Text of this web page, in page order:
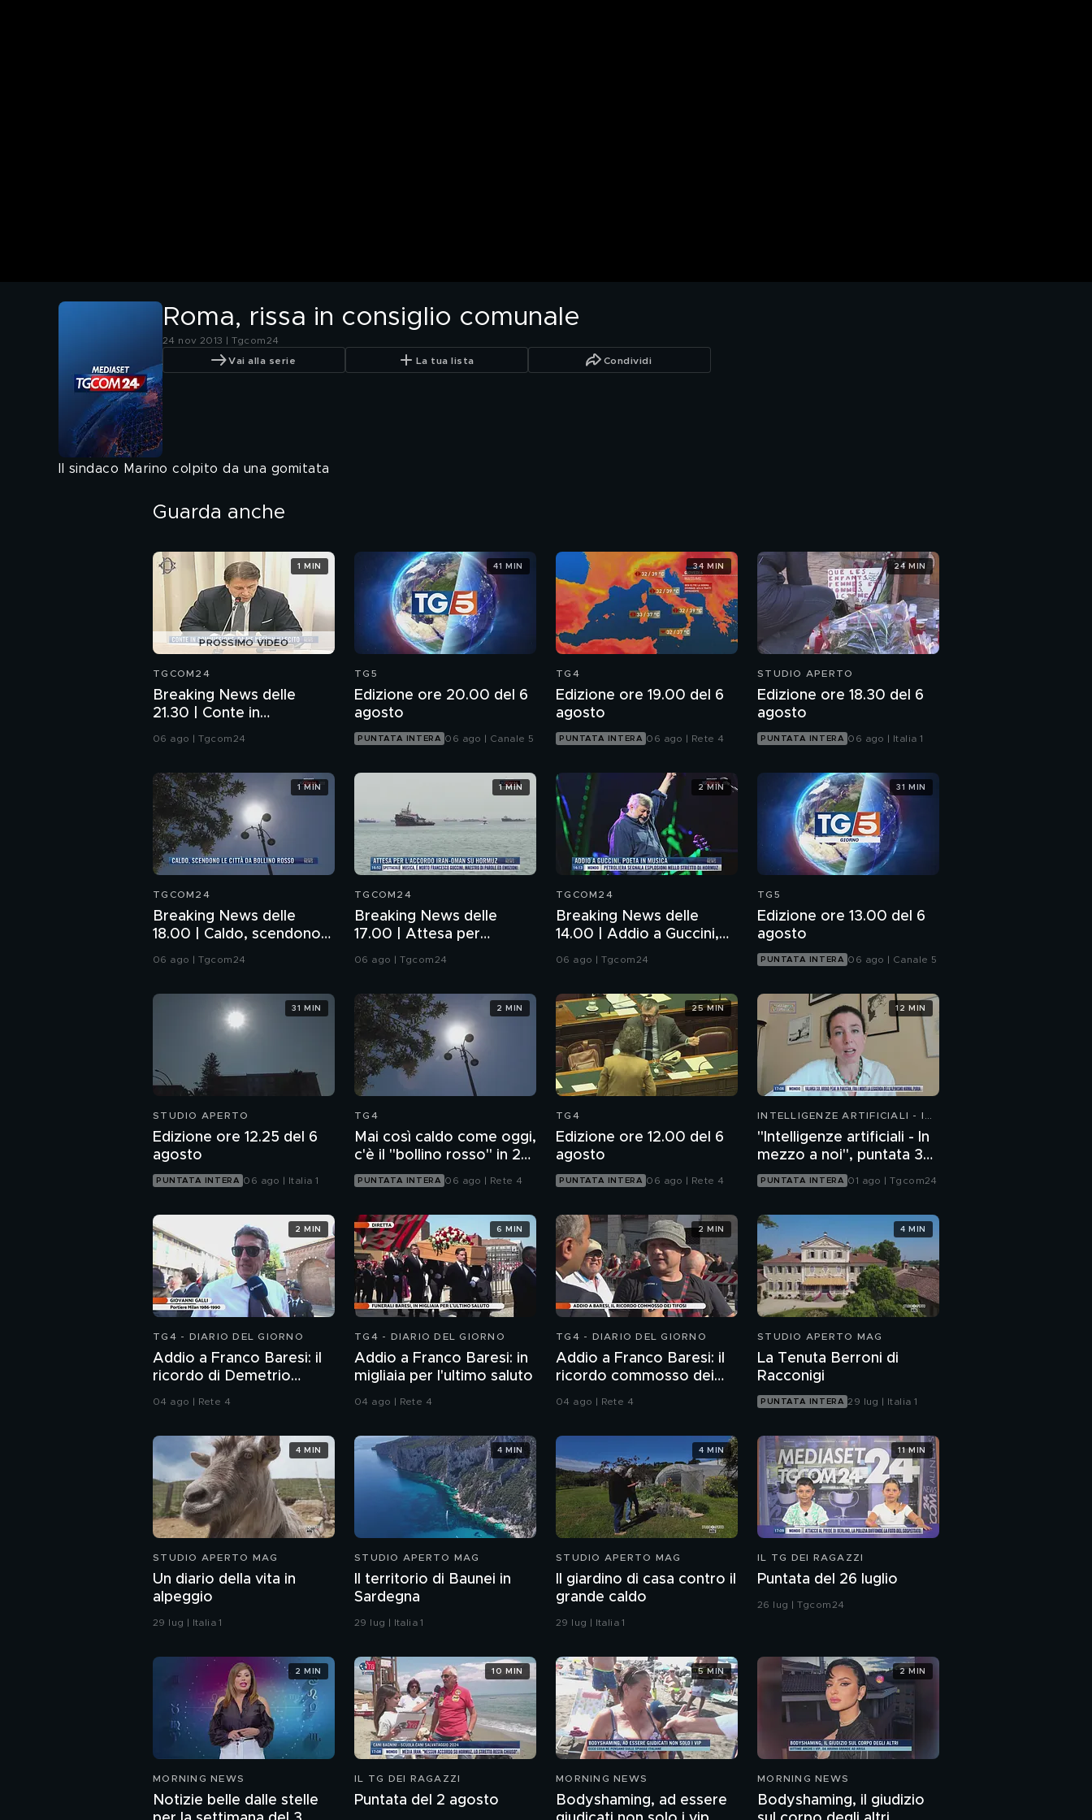
Roma, rissa in consiglio comunale
24 nov 2013 | Tgcom24
Vai alla serie La tua lista Condividi
Il sindaco Marino colpito da una gomitata
Guarda anche
PROSSIMO VIDEO
TGCOM24
Breaking News delle
21.30 | Conte in
Commissione: da me
06 ago | Tgcom24
1 MIN
TG5
Edizione ore 20.00 del 6
agosto
PUNTATA INTERA 06 ago | Canale 5
41 MIN
TG4
Edizione ore 19.00 del 6
agosto
PUNTATA INTERA 06 ago | Rete 4
34 MIN
STUDIO APERTO
Edizione ore 18.30 del 6
agosto
PUNTATA INTERA 06 ago | Italia 1
24 MIN
TGCOM24
Breaking News delle
18.00 | Caldo, scendono
le città da bollino rosso
06 ago | Tgcom24
1 MIN
TGCOM24
Breaking News delle
17.00 | Attesa per
l'accordo Iran-Oman su
06 ago | Tgcom24
1 MIN
TGCOM24
Breaking News delle
14.00 | Addio a Guccini,
poeta in musica
06 ago | Tgcom24
2 MIN
TG5
Edizione ore 13.00 del 6
agosto
PUNTATA INTERA 06 ago | Canale 5
31 MIN
STUDIO APERTO
Edizione ore 12.25 del 6
agosto
PUNTATA INTERA 06 ago | Italia 1
31 MIN
TG4
Mai così caldo come oggi,
c'è il "bollino rosso" in 27
città
PUNTATA INTERA 06 ago | Rete 4
2 MIN
TG4
Edizione ore 12.00 del 6
agosto
PUNTATA INTERA 06 ago | Rete 4
25 MIN
INTELLIGENZE ARTIFICIALI - IN
"Intelligenze artificiali - In
mezzo a noi", puntata 36:
chatbot emotivi e minori
PUNTATA INTERA 01 ago | Tgcom24
12 MIN
TG4 - DIARIO DEL GIORNO
Addio a Franco Baresi: il
ricordo di Demetrio
Albertini, Clarence
04 ago | Rete 4
2 MIN
TG4 - DIARIO DEL GIORNO
Addio a Franco Baresi: in
migliaia per l'ultimo saluto
04 ago | Rete 4
6 MIN
TG4 - DIARIO DEL GIORNO
Addio a Franco Baresi: il
ricordo commosso dei
04 ago | Rete 4
2 MIN
STUDIO APERTO MAG
La Tenuta Berroni di
Racconigi
PUNTATA INTERA 29 lug | Italia 1
4 MIN
STUDIO APERTO MAG
Un diario della vita in
alpeggio
29 lug | Italia 1
4 MIN
STUDIO APERTO MAG
Il territorio di Baunei in
Sardegna
29 lug | Italia 1
4 MIN
STUDIO APERTO MAG
Il giardino di casa contro il
grande caldo
29 lug | Italia 1
4 MIN
IL TG DEI RAGAZZI
Puntata del 26 luglio
26 lug | Tgcom24
11 MIN
MORNING NEWS
Notizie belle dalle stelle
2 MIN
IL TG DEI RAGAZZI
Puntata del 2 agosto
10 MIN
MORNING NEWS
Bodyshaming, ad essere
5 MIN
MORNING NEWS
Bodyshaming, il giudizio
2 MIN